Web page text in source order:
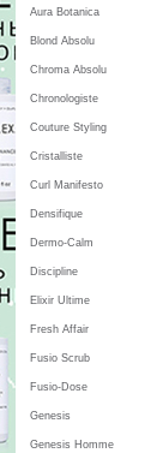
Aura Botanica
Blond Absolu
Chroma Absolu
Chronologiste
Couture Styling
Cristalliste
Curl Manifesto
Densifique
Dermo-Calm
Discipline
Elixir Ultime
Fresh Affair
Fusio Scrub
Fusio-Dose
Genesis
Genesis Homme